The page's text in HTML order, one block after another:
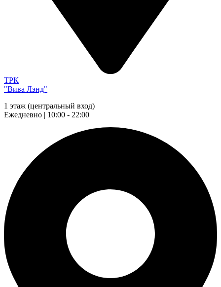
ТРК
"Вива Лэнд"
1 этаж (центральный вход)
Ежедневно | 10:00 - 22:00